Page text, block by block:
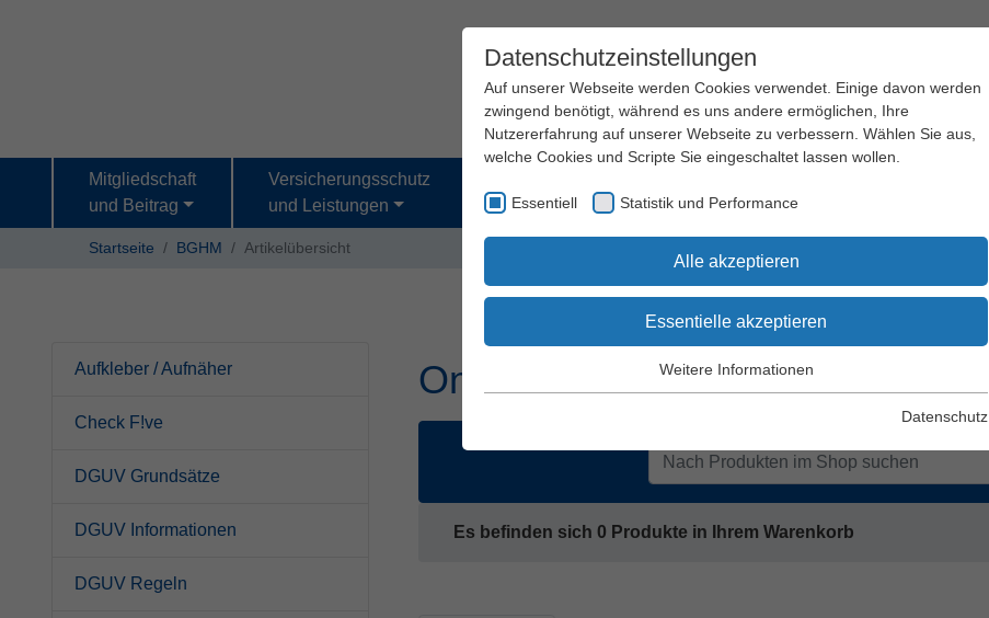
Mitgliedschaft
und Beitrag
Versicherungsschutz
und Leistungen
und Gesundheitsschutz
und Seminare
Startseite BGHM Artikelübersicht
Aufkleber / Aufnäher
Check F!ve
DGUV Grundsätze
DGUV Informationen
DGUV Regeln
Online-Shop – Kampagne
Es befinden sich 0 Produkte in Ihrem Warenkorb
Datenschutzeinstellungen
Auf unserer Webseite werden Cookies verwendet. Einige davon werden
zwingend benötigt, während es uns andere ermöglichen, Ihre
Nutzererfahrung auf unserer Webseite zu verbessern. Wählen Sie aus,
welche Cookies und Scripte Sie eingeschaltet lassen wollen.
Essentiell Statistik und Performance
Alle akzeptieren
Essentielle akzeptieren
Essentielle Cookies werden für grundlegende Funktionen der
einwandfrei funktioniert.
Name fe_typo_user
Cookie-Informationen
Weitere Informationen
Datenschutz